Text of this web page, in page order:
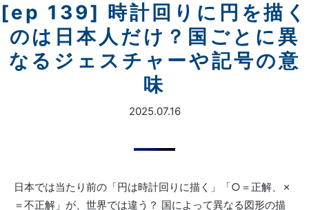
[ep 139] 時計回りに円を描く
のは日本人だけ？国ごとに異
なるジェスチャーや記号の意
味
2025.07.16
日本では当たり前の「円は時計回りに描く」「○＝正解、✗
＝不正解」が、世界では違う？ 国によって異なる図形の描